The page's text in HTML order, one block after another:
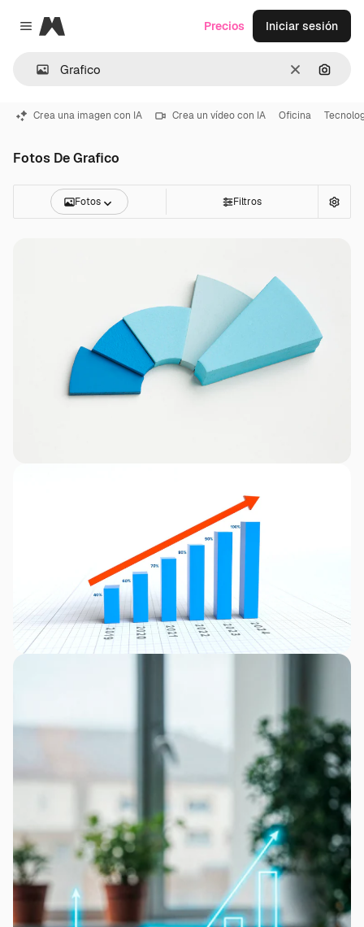
Close menu
Magnific
Borrar
Precios Iniciar sesión
Crea una imagen con IA Crea un vídeo con IA Oficina
Fotos De Grafico
Fotos Filtros